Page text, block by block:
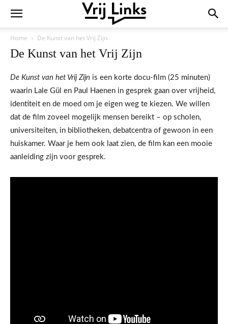
Home De Kunst van het Vrij Zijn
De Kunst van het Vrij Zijn
De Kunst van het Vrij Zijn is een korte docu-film (25 minuten)
waarin Lale Gül en Paul Haenen in gesprek gaan over vrijheid,
identiteit en de moed om je eigen weg te kiezen. We willen
dat de film zoveel mogelijk mensen bereikt – op scholen,
universiteiten, in bibliotheken, debatcentra of gewoon in een
huiskamer. Waar je hem ook laat zien, de film kan een mooie
aanleiding zijn voor gesprek.